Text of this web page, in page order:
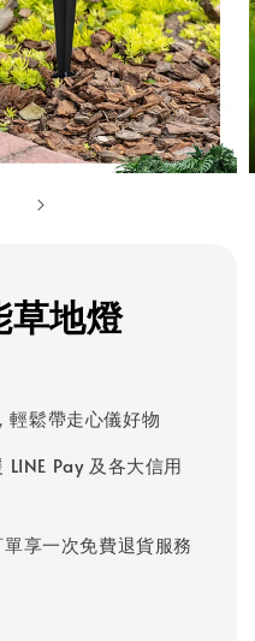
草地燈
鬆帶走心儀好物
Pay 及各大信用
享一次免費退貨服務